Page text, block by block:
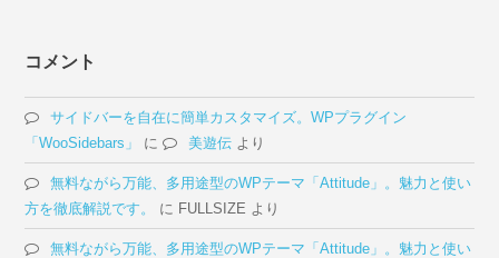
コメント
サイドバーを自在に簡単カスタマイズ。WPプラグイン
「WooSidebars」
に 美遊伝 より
無料ながら万能、多用途型のWPテーマ「Attitude」。魅力と使い
方を徹底解説です。
に FULLSIZE より
無料ながら万能、多用途型のWPテーマ「Attitude」。魅力と使い